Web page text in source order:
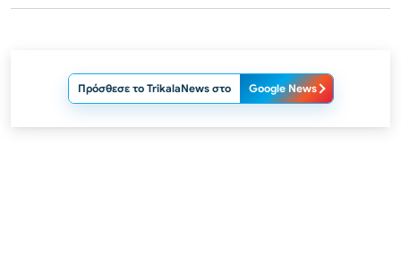
Πρόσθεσε το TrikalaNews στο Google News